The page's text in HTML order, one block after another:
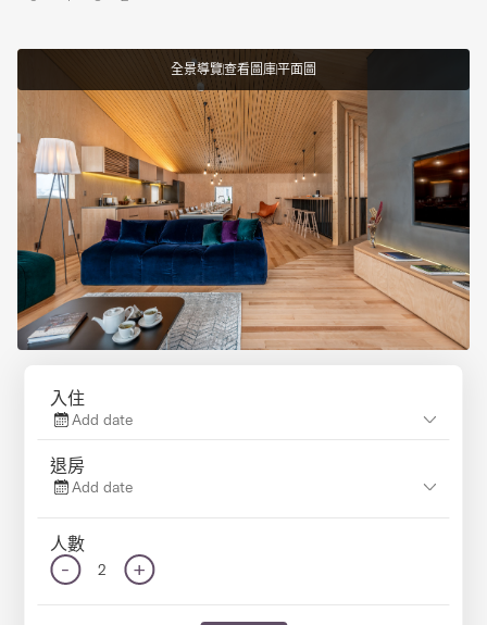
全景導覽查看圖庫平面圖
入住
Add date
退房
Add date
人數
- 2 +